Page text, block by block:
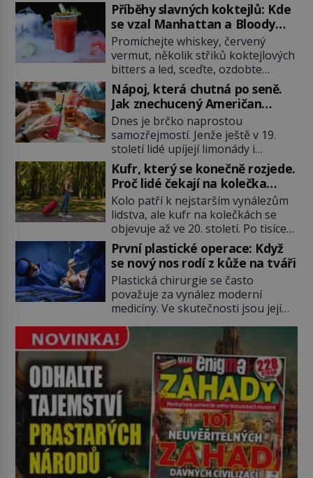
Příběhy slavných koktejlů: Kde
se vzal Manhattan a Bloody
Mary?
Promíchejte whiskey, červený
vermut, několik střiků koktejlových
bitters a led, sceďte, ozdobte
koktejlovou třešinkou a tadá…
Manhattan je tu! A pokud to má být
skutečně on, dejte si pozor, ať
místo klasické americké rye
whiskey či klidně bourbonu
nepoužijete skotskou whisku. Co
se stane? Inu, koktejl bude stále
skvělý, ale už to nebude
Manhattan ale […]
Nápoj, která chutná po seně.
Jak znechucený Američan
vymyslel brčko
Dnes je brčko naprostou
samozřejmostí. Jenže ještě v 19.
století lidé upíjejí limonády i
koktejly dutými stébly žita nebo
žitné slámy. Fungují sice dobře,
mají ale jednu nepříjemnou
vlastnost po chvíli se rozmáčejí a
nápoji dodávají travnatou příchuť.
Právě tahle drobná nepříjemnost
přivede amerického výrobce
cigaretových náustků k nápadu,
který změní způsob pití po celém
[…]
Kufr, který se konečně rozjede.
Proč lidé čekají na kolečka
téměř pět tisíc let?
Kolo patří k nejstarším vynálezům
lidstva, ale kufr na kolečkách se
objevuje až ve 20. století. Po tisíce
let lidé vláčejí těžká zavazadla v
rukou, na zádech nebo je nakládají
na povozy. Stačí přitom jediný
nápad, připevnit ke kufru kolečka.
Jenže právě ten nikdo dlouho
nedostane. Až jednou se na letišti
ozve věta, která změní […]
První plastické operace: Když
se nový nos rodí z kůže na tváři
Plastická chirurgie se často
považuje za vynález moderní
medicíny. Ve skutečnosti jsou její
kořeny staré více než dva a půl
tisíce let. V dobách, kdy ještě
neexistují antibiotika ani anestezie,
se odvážní lékaři pokoušejí vracet
lidem tváře znetvořené válkou,
tresty nebo nehodami. Jejich
metody jsou překvapivě
promyšlené a některé principy
používají chirurgové dodnes. Úplně
první […]